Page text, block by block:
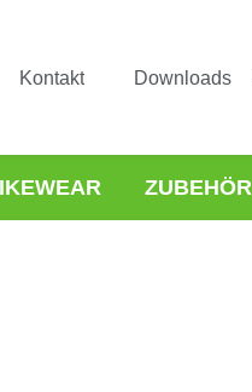
Kontakt Downloads
ZUBEHÖR